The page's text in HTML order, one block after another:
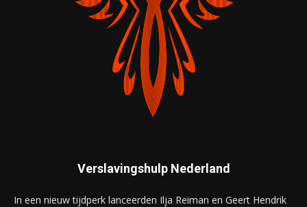
Verslavingshulp Nederland
In een nieuw tijdperk lanceerden Ilja Reiman en Geert Hendrik